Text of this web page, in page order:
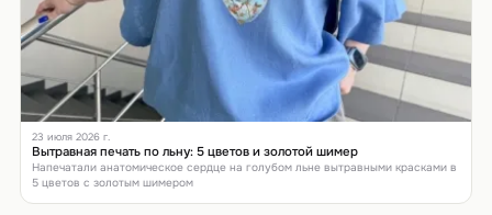
23 июля 2026 г.
Вытравная печать по льну: 5 цветов и золотой шимер
Напечатали анатомическое сердце на голубом льне вытравными красками в
5 цветов с золотым шимером